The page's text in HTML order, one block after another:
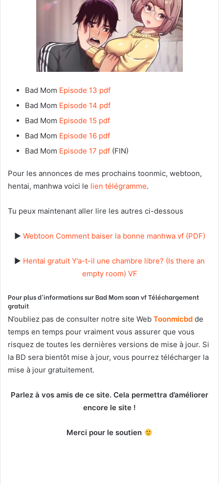
Bad Mom Episode 13 pdf
Bad Mom Episode 14 pdf
Bad Mom Episode 15 pdf
Bad Mom Episode 16 pdf
Bad Mom Episode 17 pdf (FIN)
Pour les annonces de mes prochains toonmic, webtoon,
hentai, manhwa voici le lien télégramme.
Tu peux maintenant aller lire les autres ci-dessous
► Webtoon Comment baiser la bonne manhwa vf (PDF)
► Hentai gratuit Y’a-t-il une chambre libre? (Is there an
empty room) VF
Pour plus d’informations sur Bad Mom scan vf Téléchargement
gratuit
N’oubliez pas de consulter notre site Web Toonmicbd de
temps en temps pour vraiment vous assurer que vous
risquez de toutes les dernières versions de mise à jour. Si
la BD sera bientôt mise à jour, vous pourrez télécharger la
mise à jour gratuitement.
Parlez à vos amis de ce site. Cela permettra d’améliorer
encore le site !
Merci pour le soutien